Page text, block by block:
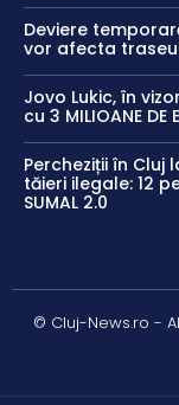
Deviere
vor afecta
Jovo Lukic, în
cu 3 MILIOANE DE
Percheziții în
tăieri ilegale: 12
SUMAL 2.0
© Cluj-News.ro -